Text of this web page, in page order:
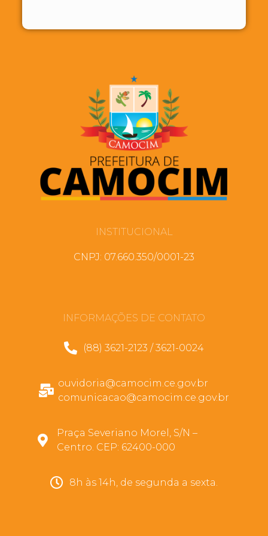
INSTITUCIONAL
CNPJ: 07.660.350/0001-23
INFORMAÇÕES DE CONTATO
(88) 3621-2123 / 3621-0024
ouvidoria@camocim.ce.gov.br
comunicacao@camocim.ce.gov.br
Praça Severiano Morel, S/N –
Centro. CEP: 62400-000
8h às 14h, de segunda a sexta.